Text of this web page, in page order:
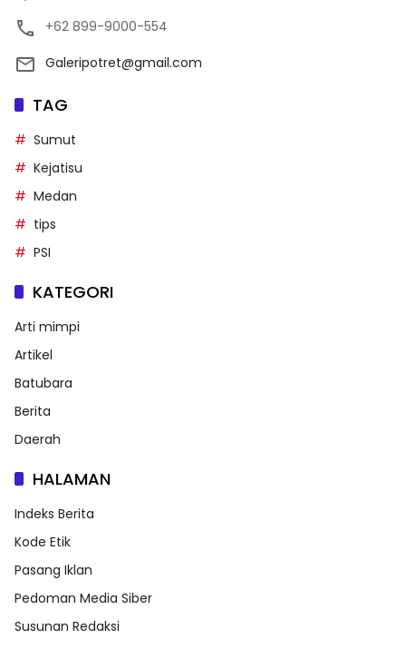
+62 899-9000-554
Galeripotret@gmail.com
TAG
Sumut
Kejatisu
Medan
tips
PSI
KATEGORI
Arti mimpi
Artikel
Batubara
Berita
Daerah
HALAMAN
Indeks Berita
Kode Etik
Pasang Iklan
Pedoman Media Siber
Susunan Redaksi